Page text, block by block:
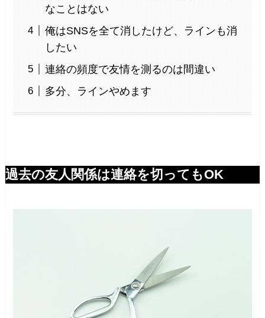
なことはない
俺はSNSを全て消したけど、ラインも消
したい
連絡の頻度で友情を測るのは間違い
多分、ラインやめます
過去の友人関係は連絡を切ってもOK